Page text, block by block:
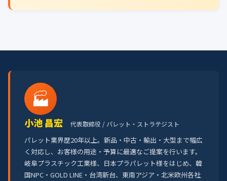
🏭
小池 昌宏 代表取締役 / パレット・ストラテジスト
パレット業界歴20年以上。新品・中古・輸出・大型まで幅広
く対応し、お客様の用途・予算に最適なご提案を行います。
岐阜プラスチック工業様、日本プラパレット様をはじめ、韓
国NPC・GOLD LINE・台湾新台、東南アジア・北米欧州各社